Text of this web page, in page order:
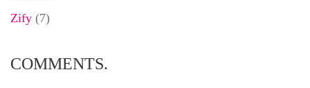
Zify (7)
COMMENTS.